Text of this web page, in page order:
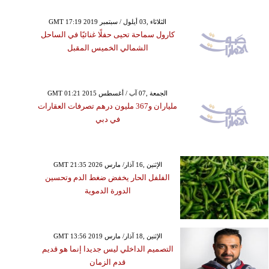
GMT 17:19 2019 الثلاثاء ,03 أيلول / سبتمبر
كارول سماحة تحيى حفلًا غنائيًا في الساحل
الشمالي الخميس المقبل
GMT 01:21 2015 الجمعة ,07 آب / أغسطس
ملياران و367 مليون درهم تصرفات العقارات
في دبي
GMT 21:35 2026 الإثنين ,16 آذار/ مارس
الفلفل الحار يخفض ضغط الدم وتحسين
الدورة الدموية
GMT 13:56 2019 الإثنين ,18 آذار/ مارس
التصميم الداخلي ليس جديدا إنما هو قديم
قدم الزمان